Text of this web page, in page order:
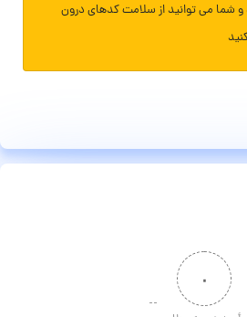
شما می توانید از سلامت کدهای درون
۰